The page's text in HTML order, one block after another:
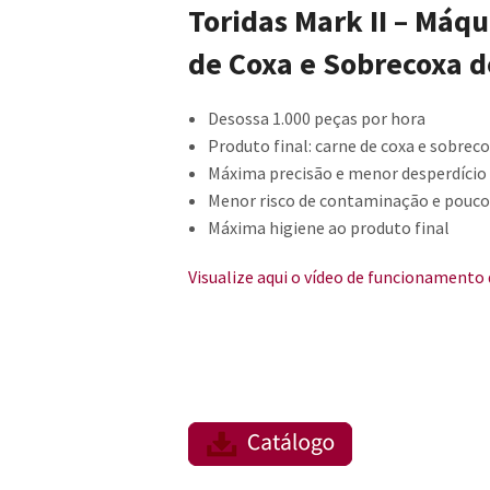
Toridas Mark II –
de Coxa e Sobrecoxa
Desossa 1.000 peças por hora
Produto final: carne de coxa e
Máxima precisão e menor desperdício
Menor risco de contaminação e
Máxima higiene ao produto final
Visualize aquio vídeo de funcionamento